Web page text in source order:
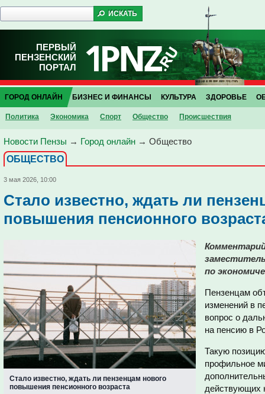
ПЕРВЫЙ
ПЕНЗЕНСКИЙ
ПОРТАЛ
ГОРОД ОНЛАЙН
Политика Экономика Спорт Общество Проиcшествия
БИЗНЕС И ФИНАНСЫ КУЛЬТУРА ЗДОРОВЬЕ
Новости Пензы → Город онлайн → Общество
ОБЩЕСТВО
3 мая 2026, 10:00
Стало известно, ждать ли
повышения пенсионного
Стало известно, ждать ли пензенцам нового
повышения пенсионного возраста
по
Пензенцам
изменений в
вопрос о
на пенсию в
Такую
профильное
действующих